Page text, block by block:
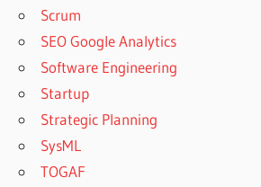
Scrum
SEO Google Analytics
Software Engineering
Startup
Strategic Planning
SysML
TOGAF